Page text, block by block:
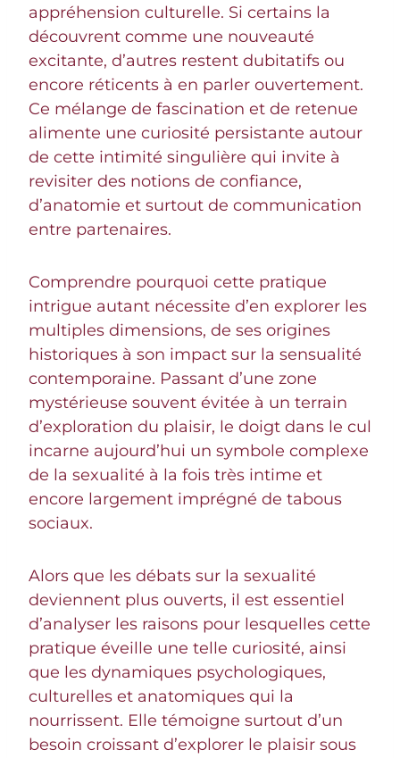
appréhension culturelle. Si certains la
découvrent comme une nouveauté
excitante, d’autres restent dubitatifs ou
encore réticents à en parler ouvertement.
Ce mélange de fascination et de retenue
alimente une curiosité persistante autour
de cette intimité singulière qui invite à
revisiter des notions de confiance,
d’anatomie et surtout de communication
entre partenaires.
Comprendre pourquoi cette pratique
intrigue autant nécessite d’en explorer les
multiples dimensions, de ses origines
historiques à son impact sur la sensualité
contemporaine. Passant d’une zone
mystérieuse souvent évitée à un terrain
d’exploration du plaisir, le doigt dans le cul
incarne aujourd’hui un symbole complexe
de la sexualité à la fois très intime et
encore largement imprégné de tabous
sociaux.
Alors que les débats sur la sexualité
deviennent plus ouverts, il est essentiel
d’analyser les raisons pour lesquelles cette
pratique éveille une telle curiosité, ainsi
que les dynamiques psychologiques,
culturelles et anatomiques qui la
nourrissent. Elle témoigne surtout d’un
besoin croissant d’explorer le plaisir sous